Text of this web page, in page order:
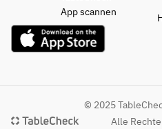
App scannen
© 2025
Alle Rechte